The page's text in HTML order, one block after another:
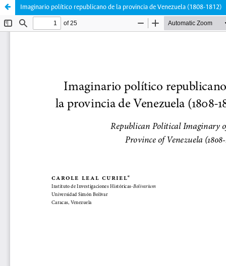
Imaginario político republicano de la provincia de Venezuela (1808-1812)